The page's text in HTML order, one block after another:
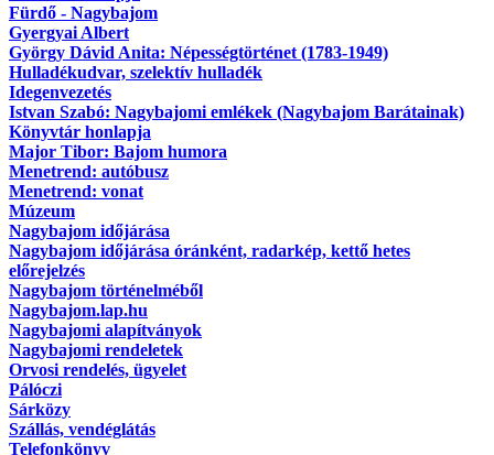
Fürdő - Nagybajom
Gyergyai Albert
György Dávid Anita: Népességtörténet (1783-1949)
Hulladékudvar, szelektív hulladék
Idegenvezetés
Istvan Szabó: Nagybajomi emlékek (Nagybajom Barátainak)
Könyvtár honlapja
Major Tibor: Bajom humora
Menetrend: autóbusz
Menetrend: vonat
Múzeum
Nagybajom időjárása
Nagybajom időjárása óránként, radarkép, kettő hetes
előrejelzés
Nagybajom történelméből
Nagybajom.lap.hu
Nagybajomi alapítványok
Nagybajomi rendeletek
Orvosi rendelés, ügyelet
Pálóczi
Sárközy
Szállás, vendéglátás
Telefonkönyv